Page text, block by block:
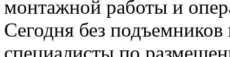
монтажной работы и
Сегодня без
специалисты по